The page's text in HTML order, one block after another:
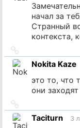
начал за
Странный
контекста,
на
источник
Nokita Kaze
это то, что
они
на
источник
Taciturn 3